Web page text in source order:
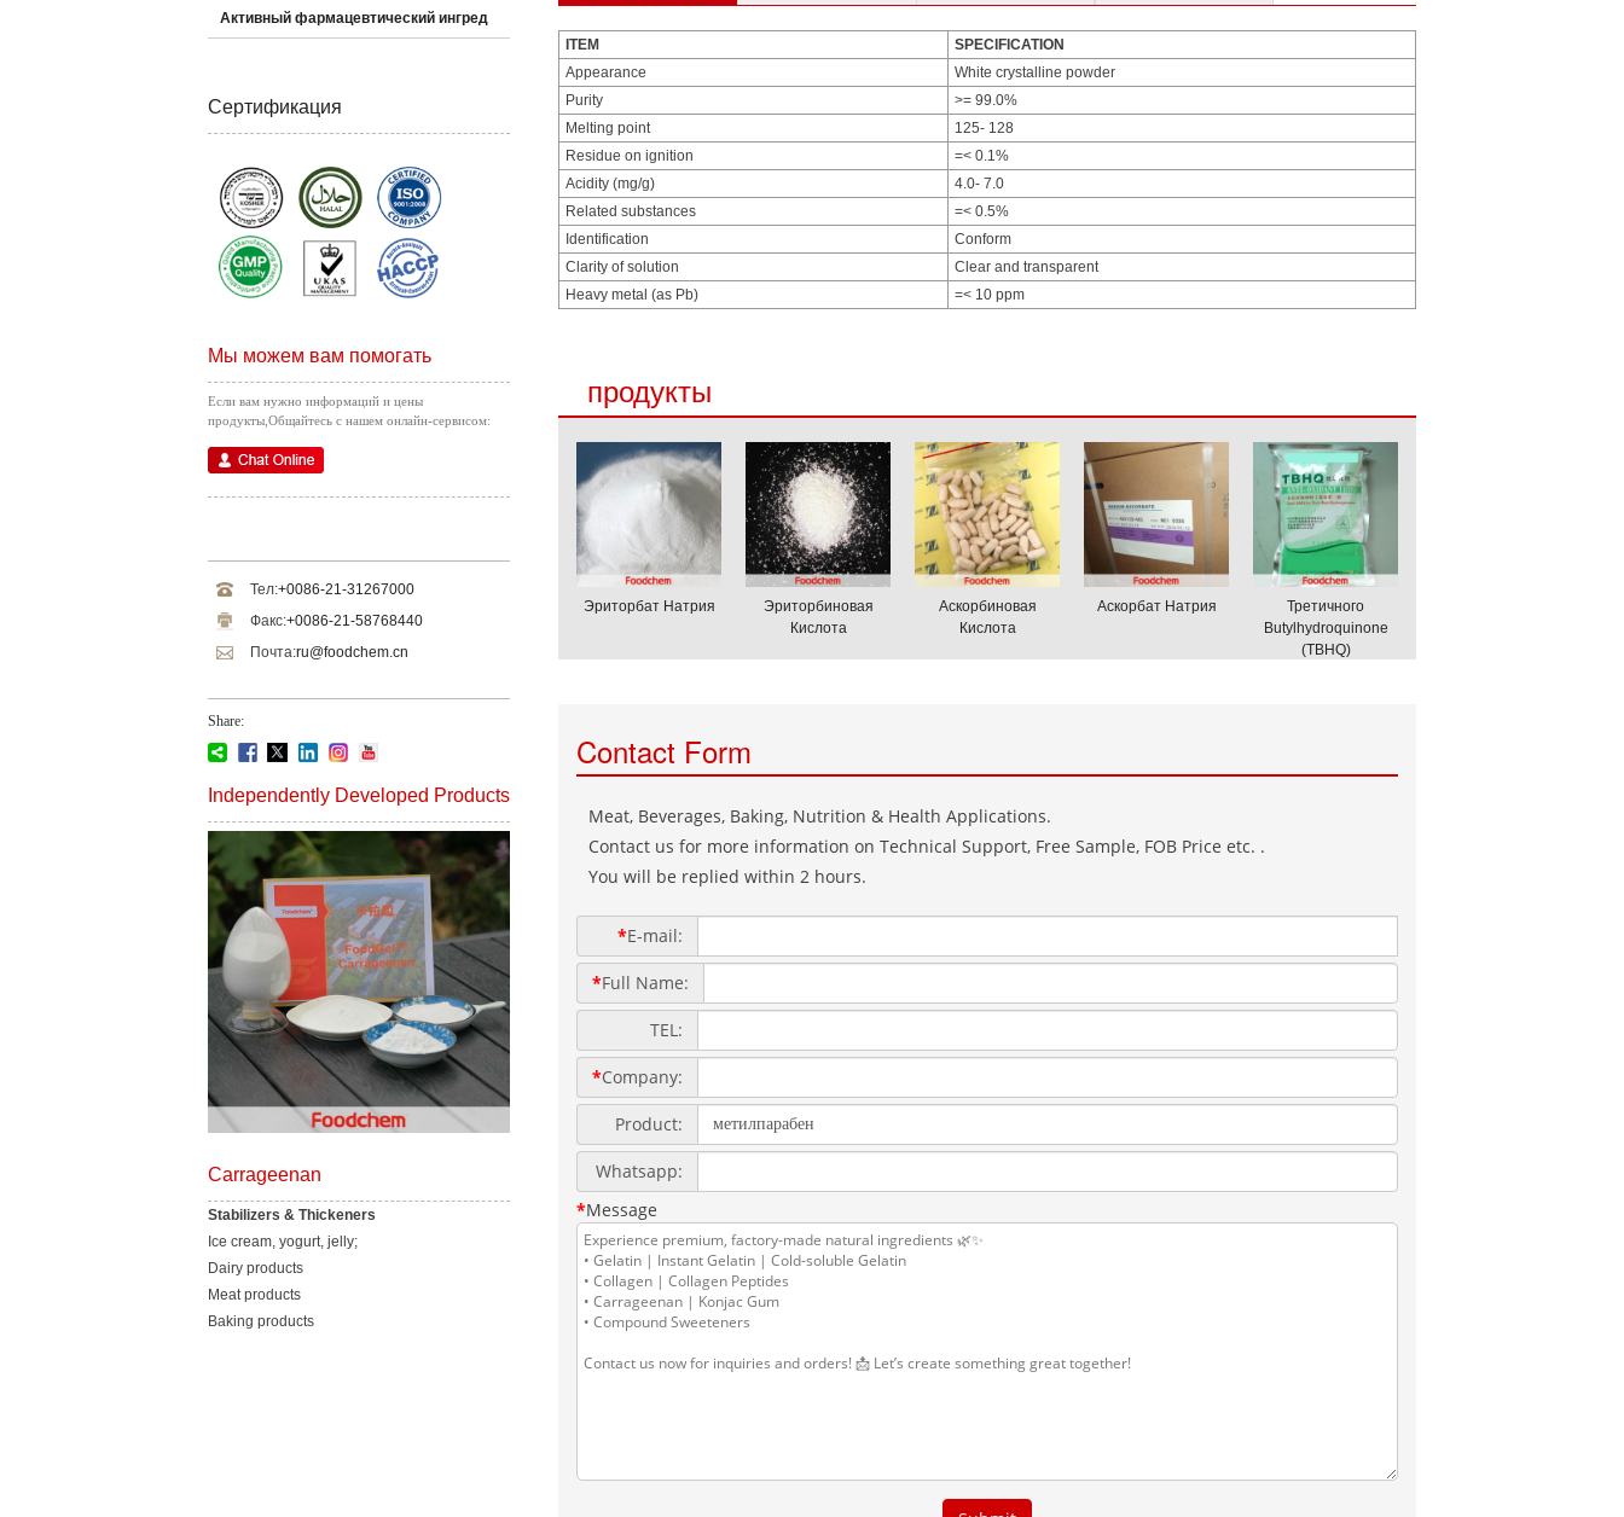
Активный фармацевтический ингред
Сертификация
Мы можем вам помогать
Если вам нужно информаций и цены
продукты,Общайтесь с нашем онлайн-сервисом:
Тел:+0086-21-31267000
Факс:+0086-21-58768440
Почта:ru@foodchem.cn
Share:
Independently Developed Products
Carrageenan
Stabilizers & Thickeners
Ice cream, yogurt, jelly;
Dairy products
Meat products
Baking products
ITEM
SPECIFICATION
Appearance
White crystalline powder
Purity
>= 99.0%
Melting point
125- 128
Residue on ignition
=< 0.1%
Acidity (mg/g)
4.0- 7.0
Related substances
=< 0.5%
Identification
Conform
Clarity of solution
Clear and transparent
Heavy metal (as Pb)
=< 10 ppm
продукты
Эриторбат Натрия
Эриторбиновая
Кислота
Аскорбиновая
Кислота
Аскорбат Натрия
Третичного
Butylhydroquinone
(TBHQ)